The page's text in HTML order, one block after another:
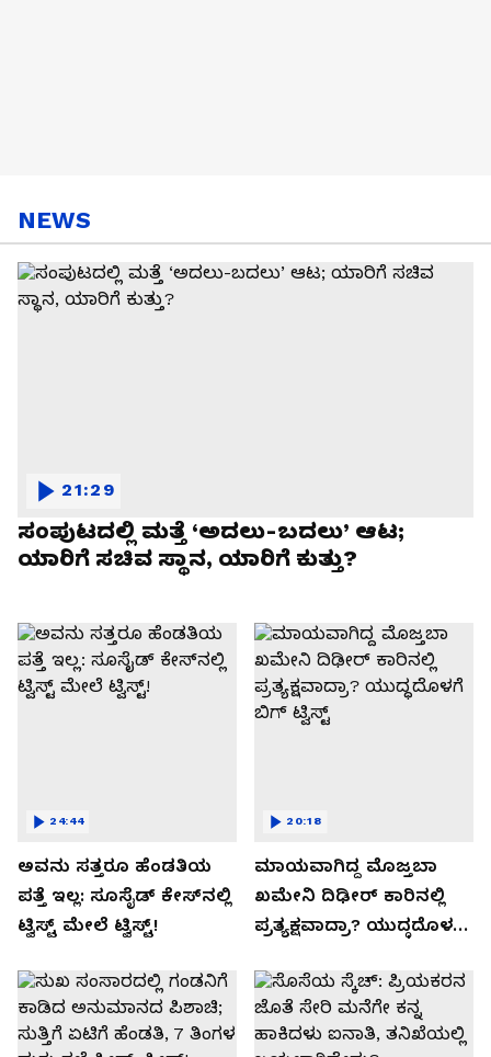
NEWS
ಸಂಪುಟದಲ್ಲಿ ಮತ್ತೆ ‘ಅದಲು-ಬದಲು’ ಆಟ;
ಯಾರಿಗೆ ಸಚಿವ ಸ್ಥಾನ, ಯಾರಿಗೆ ಕುತ್ತು?
21:29
ಅವನು ಸತ್ತರೂ ಹೆಂಡತಿಯ
ಪತ್ತೆ ಇಲ್ಲ: ಸೂಸೈಡ್​​ ಕೇಸ್​​ನಲ್ಲಿ
ಟ್ವಿಸ್ಟ್​ ಮೇಲೆ ಟ್ವಿಸ್ಟ್!
24:44
ಮಾಯವಾಗಿದ್ದ ಮೊಜ್ತಬಾ
ಖಮೇನಿ ದಿಢೀರ್ ಕಾರಿನಲ್ಲಿ
ಪ್ರತ್ಯಕ್ಷವಾದ್ರಾ? ಯುದ್ಧದೊಳಗೆ
20:18